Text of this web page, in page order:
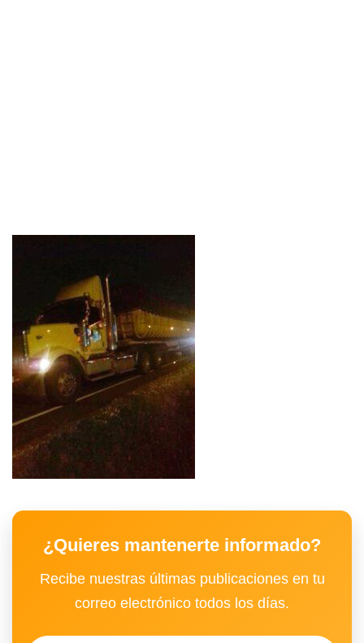
¿Quieres mantenerte informado?
Recibe nuestras últimas publicaciones en tu
correo electrónico todos los días.